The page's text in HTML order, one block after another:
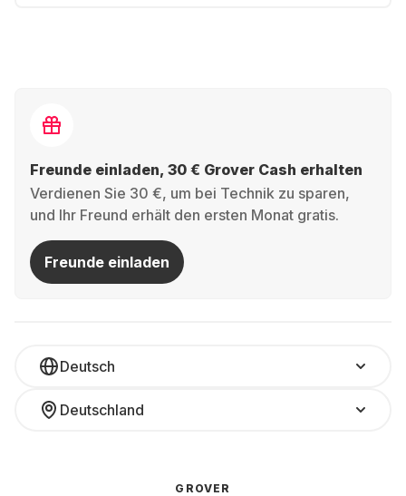
Freunde einladen, 30 € Grover Cash erhalten
Verdienen Sie 30 €, um bei Technik zu sparen,
und Ihr Freund erhält den ersten Monat gratis.
Freunde einladen
Deutsch
Deutschland
GROVER